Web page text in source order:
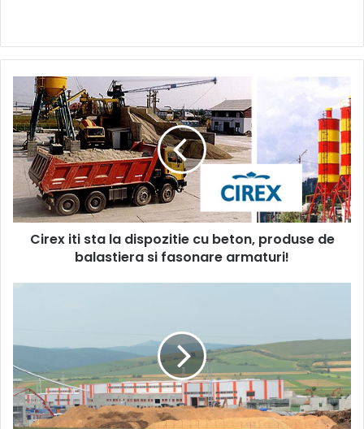
Cirex
iti
sta
la
dispozitie
cu
beton,
produse
de
balastiera
Cirex iti sta la dispozitie cu beton, produse de
balastiera si fasonare armaturi!
ce
au
proiectat